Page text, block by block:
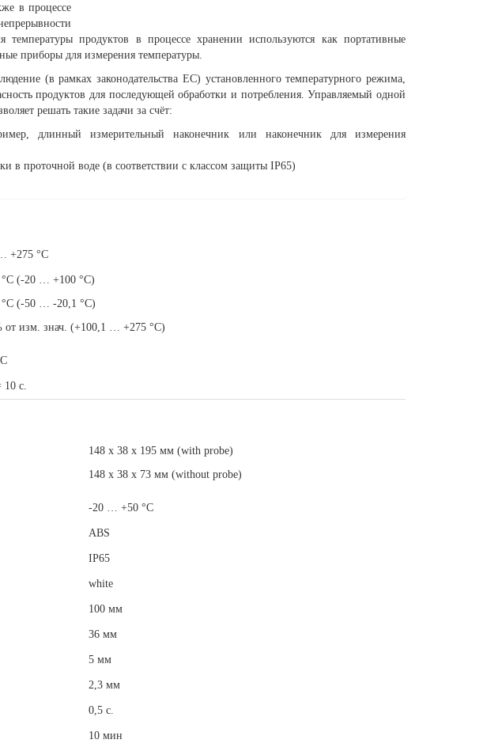
в процессе
температуры продуктов в процессе хранении используются как портативные
приборы для измерения температуры.
(в рамках законодательства ЕС) установленного температурного режима,
продуктов для последующей обработки и потребления. Управляемый одной
решать такие задачи за счёт:
длинный измерительный наконечник или наконечник для измерения
проточной воде (в соответствии с классом защиты IP65)
+275 °C
(-20 … +100 °C)
(-50 … -20,1 °C)
от изм. знач. (+100,1 … +275 °C)
10 с.
148 x 38 x 195 мм (with probe)
148 x 38 x 73 мм (without probe)
-20 … +50 °C
ABS
IP65
white
100 мм
36 мм
5 мм
2,3 мм
0,5 с.
10 мин